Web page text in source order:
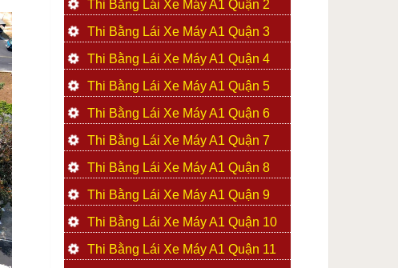
Thi Bằng Lái Xe Máy A1 Quận 2
Thi Bằng Lái Xe Máy A1 Quận 3
Thi Bằng Lái Xe Máy A1 Quận 4
Thi Bằng Lái Xe Máy A1 Quận 5
Thi Bằng Lái Xe Máy A1 Quận 6
Thi Bằng Lái Xe Máy A1 Quận 7
Thi Bằng Lái Xe Máy A1 Quận 8
Thi Bằng Lái Xe Máy A1 Quận 9
Thi Bằng Lái Xe Máy A1 Quận 10
Thi Bằng Lái Xe Máy A1 Quận 11